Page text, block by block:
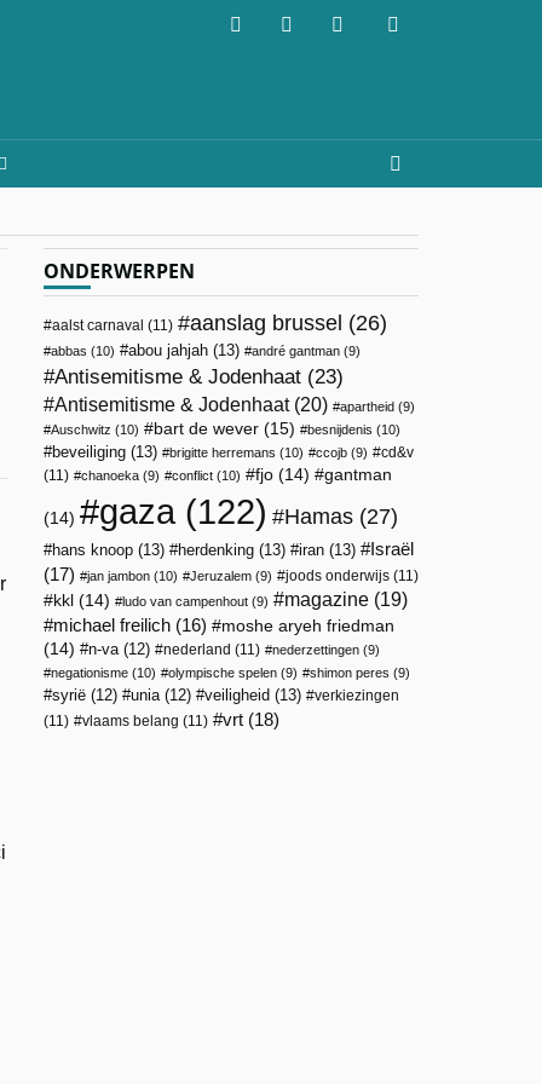
ONDERWERPEN
aalst carnaval (11) aanslag brussel (26)
abbas (10) abou jahjah (13) andré gantman (9)
Antisemitisme & Jodenhaat (23)
Antisemitisme & Jodenhaat(20) apartheid (9)
Auschwitz (10) bart de wever (15) besnijdenis (10)
beveiliging (13) brigitte herremans (10) ccojb (9)
cd&v
(11)
chanoeka (9) conflict (10) fjo (14) gantman
(14) gaza(122) Hamas (27)
hans knoop (13) herdenking (13) iran (13)
Israël
(17)
jan jambon (10) Jeruzalem (9) joods onderwijs (11)
kkl (14) ludo van campenhout (9) magazine (19)
michael freilich (16)
moshe aryeh friedman
(14)
n-va(12) nederland (11) nederzettingen (9)
negationisme (10) olympische spelen (9) shimon peres (9)
syrië (12) unia(12) veiligheid (13)
verkiezingen
(11)
vlaams belang (11) vrt (18)